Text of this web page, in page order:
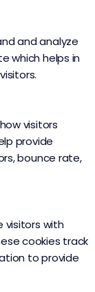
and analyze
which helps in
visitors
provide
bounce rate,
visitors with
cookies track
to provide